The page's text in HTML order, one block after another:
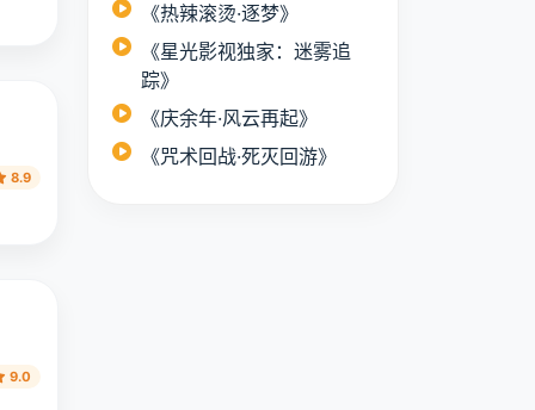
《热辣滚烫·逐梦》
《星光影视独家：迷雾追
踪》
《庆余年·风云再起》
《咒术回战·死灭回游》